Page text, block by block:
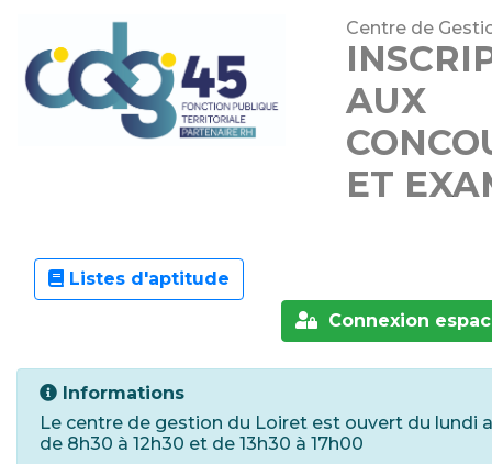
Centre de
AUX
ET
Listes d'aptitude
Connexion
Informations
Le centre de gestion du Loiret est ouvert du lundi
de 8h30 à 12h30 et de 13h30 à 17h00